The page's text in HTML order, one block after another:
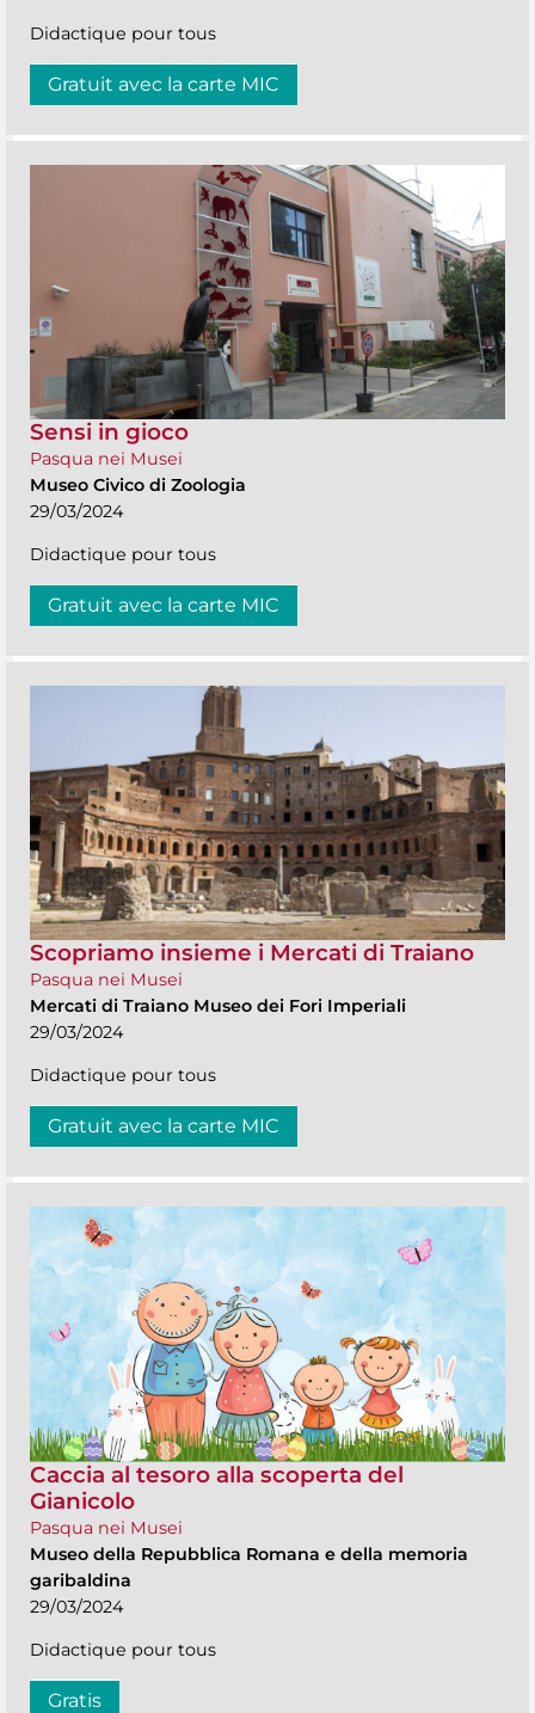
Didactique pour tous
Gratuit avec la carte MIC
Sensi in gioco
Pasqua nei Musei
Museo Civico di Zoologia
29/03/2024
Didactique pour tous
Gratuit avec la carte MIC
Scopriamo insieme i Mercati di Traiano
Pasqua nei Musei
Mercati di Traiano Museo dei Fori Imperiali
29/03/2024
Didactique pour tous
Gratuit avec la carte MIC
Caccia al tesoro alla scoperta del
Gianicolo
Pasqua nei Musei
Museo della Repubblica Romana e della memoria
garibaldina
29/03/2024
Didactique pour tous
Gratis